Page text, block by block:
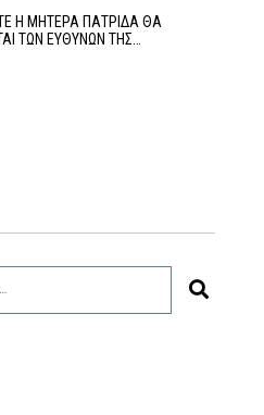
Η ΜΗΤΕΡΑ ΠΑΤΡΙΔΑ ΘΑ
ΤΩΝ ΕΥΘΥΝΩΝ ΤΗΣ…